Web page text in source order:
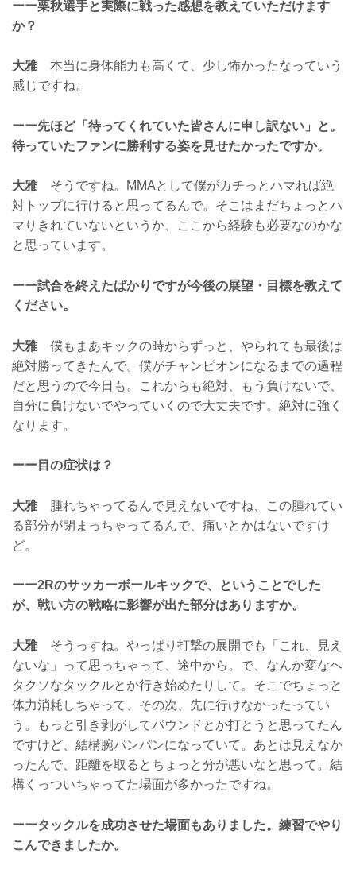
ーー栗秋選手と実際に戦った感想を教えていただけます
か？
大雅本当に身体能力も高くて、少し怖かったなっていう
感じですね。
ーー先ほど「待ってくれていた皆さんに申し訳ない」と。
待っていたファンに勝利する姿を見せたかったですか。
大雅そうですね。MMAとして僕がカチっとハマれば絶
対トップに行けると思ってるんで。そこはまだちょっとハ
マりきれていないというか、ここから経験も必要なのかな
と思っています。
ーー試合を終えたばかりですが今後の展望・目標を教えて
ください。
大雅僕もまあキックの時からずっと、やられても最後は
絶対勝ってきたんで。僕がチャンピオンになるまでの過程
だと思うので今日も。これからも絶対、もう負けないで、
自分に負けないでやっていくので大丈夫です。絶対に強く
なります。
ーー目の症状は？
大雅腫れちゃってるんで見えないですね、この腫れてい
る部分が閉まっちゃってるんで、痛いとかはないですけ
ど。
ーー2Rのサッカーボールキックで、ということでした
が、戦い方の戦略に影響が出た部分はありますか。
大雅そうっすね。やっぱり打撃の展開でも「これ、見え
ないな」って思っちゃって、途中から。で、なんか変なヘ
タクソなタックルとか行き始めたりして。そこでちょっと
体力消耗しちゃって、その次、先に行けなかったってい
う。もっと引き剥がしてパウンドとか打とうと思ってたん
ですけど、結構腕パンパンになっていて。あとは見えなか
ったんで、距離を取るとちょっと分が悪いなと思って。結
構くっついちゃってた場面が多かったですね。
ーータックルを成功させた場面もありました。練習でやり
こんできましたか。